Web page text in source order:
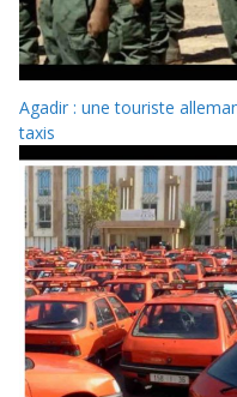
Agadir : une touriste
taxis